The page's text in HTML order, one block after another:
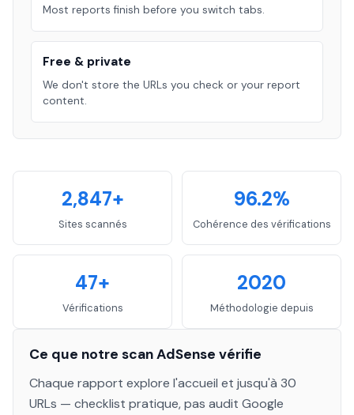
Most reports finish before you switch tabs.
Free & private
We don't store the URLs you check or your report
content.
2,847+
Sites scannés
96.2%
Cohérence des vérifications
47+
Vérifications
2020
Méthodologie depuis
Ce que notre scan AdSense vérifie
Chaque rapport explore l'accueil et jusqu'à 30
URLs — checklist pratique, pas audit Google